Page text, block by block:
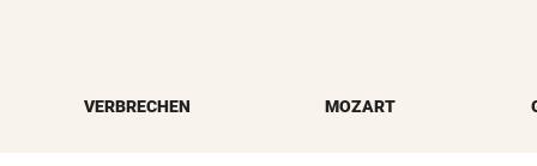
VERBRECHEN MOZART